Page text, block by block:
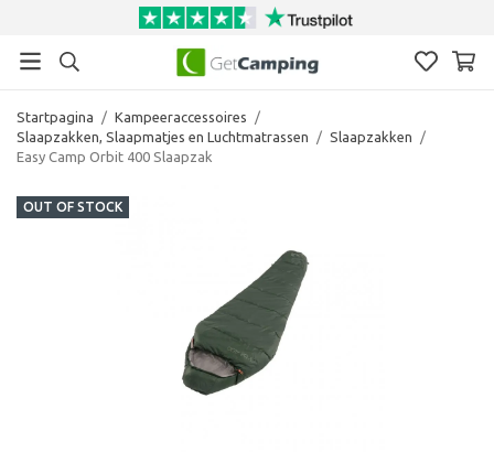
Startpagina / Kampeeraccessoires
/
Slaapzakken, Slaapmatjes en Luchtmatrassen
/ Slaapzakken
/
Easy Camp Orbit 400 Slaapzak
OUT OF STOCK